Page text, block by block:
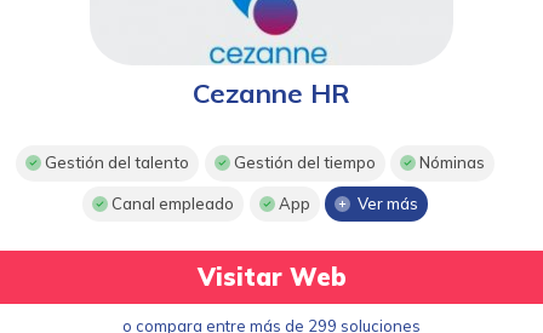
Cezanne HR
Gestión del talento Gestión del tiempo Nóminas
Canal empleado App Ver más
Visitar Web
o compara entre más de 299 soluciones